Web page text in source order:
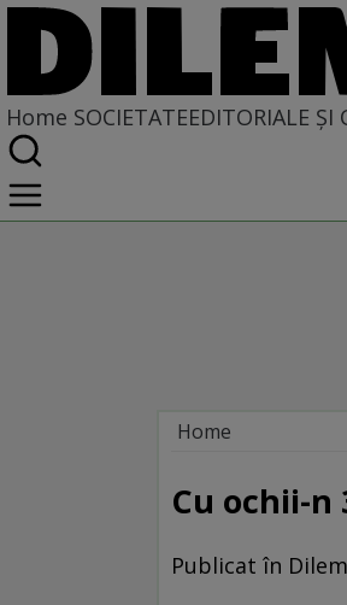
Home SOCIETATEEDITORIALE ȘI
Home
LA SINGULAR ȘI
Cu ochii-n
Publicat în